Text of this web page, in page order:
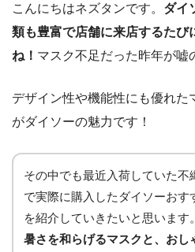
こんにちはネズタンです。 ダイ
類も豊富で店舗に来店するたび
ね！ マスク不足だった昨年が嘘
デザイン性や機能性にも優れた
がダイソーの魅力です！
その中でも最近入荷していた不
で実際に購入したダイソーおす
を紹介していきたいと思います。
暑さを和らげるマスクと、おし